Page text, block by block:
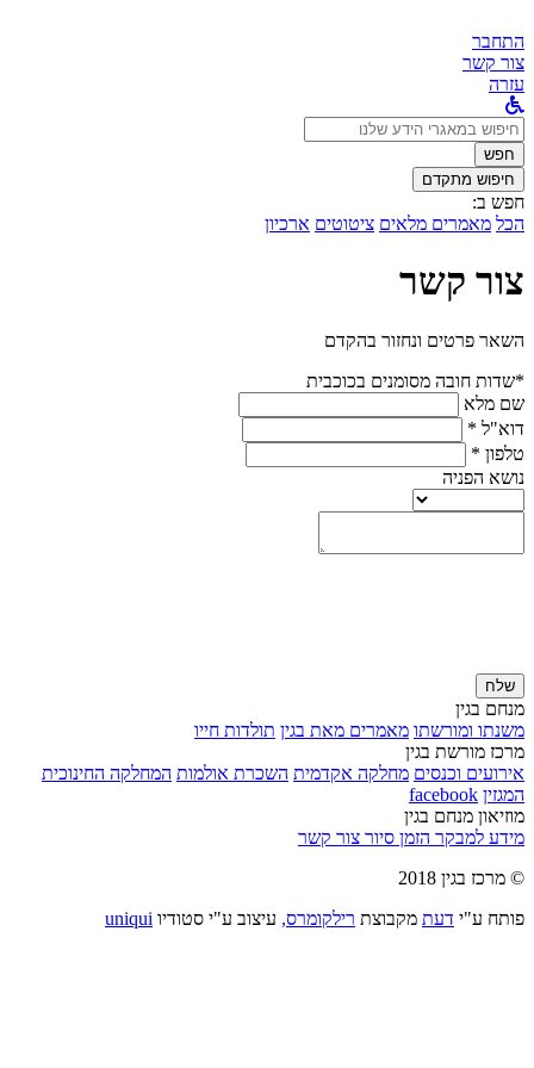
התחבר
צור קשר
עזרה
לחפש
ב:חפש
חיפוש מתקדם
חפש ב:
הכל מאמרים מלאים ציטוטים ארכיון
צור קשר
השאר פרטים ונחזור בהקדם
*שדות חובה מסומנים בכוכבית
שם מלא
דוא"ל *
טלפון *
נושא הפניה
שלח
מנחם בגין
משנתו ומורשתו מאמרים מאת בגין תולדות חייו
מרכז מורשת בגין
אירועים וכנסים מחלקה אקדמית השכרת אולמות המחלקה החינוכית
המגזין facebook
מוזיאון מנחם בגין
מידע למבקר הזמן סיור צור קשר
© מרכז בגין 2018
פותח ע"י דעת מקבוצת רילקומרס, עיצוב ע"י סטודיו uniqui